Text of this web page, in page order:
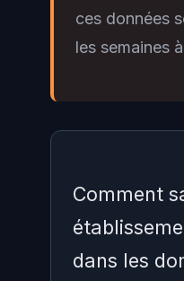
ces données
les semaines
Comment
dans les